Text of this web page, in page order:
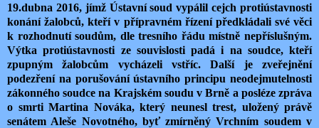
19.dubna 2016, jímž Ústavní soud vypálil cejch protiústavnosti
konání žalobců, kteří v přípravném řízení předkládali své věci
k rozhodnutí soudům, dle tresního řádu místně nepříslušným.
Výtka protiústavnosti ze souvislosti padá i na soudce, kteří
zpupným žalobcům vycházeli vstříc. Další je zveřejnění
podezření na porušování ústavního principu neodejmutelnosti
zákonného soudce na Krajském soudu v Brně a posléze zpráva
o smrti Martina Nováka, který neunesl trest, uložený právě
senátem Aleše Novotného, byť zmírněný Vrchním soudem v